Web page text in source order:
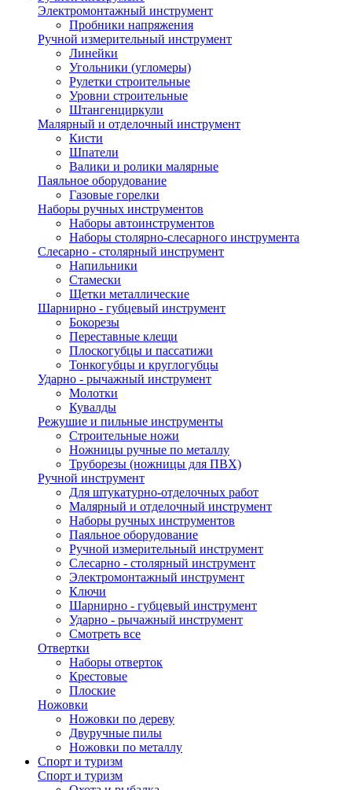
Электромонтажный инструмент
Пробники напряжения
Ручной измерительный инструмент
Линейки
Угольники (угломеры)
Рулетки строительные
Уровни строительные
Штангенциркули
Малярный и отделочный инструмент
Кисти
Шпатели
Валики и ролики малярные
Паяльное оборудование
Газовые горелки
Наборы ручных инструментов
Наборы автоинструментов
Наборы столярно-слесарного инструмента
Слесарно - столярный инструмент
Напильники
Стамески
Щетки металлические
Шарнирно - губцевый инструмент
Бокорезы
Переставные клещи
Плоскогубцы и пассатижи
Тонкогубцы и круглогубцы
Ударно - рычажный инструмент
Молотки
Кувалды
Режушие и пильные инструменты
Строительные ножи
Ножницы ручные по металлу
Труборезы (ножницы для ПВХ)
Ручной инструмент
Для штукатурно-отделочных работ
Малярный и отделочный инструмент
Наборы ручных инструментов
Паяльное оборудование
Ручной измерительный инструмент
Слесарно - столярный инструмент
Электромонтажный инструмент
Ключи
Шарнирно - губцевый инструмент
Ударно - рычажный инструмент
Смотреть все
Отвертки
Наборы отверток
Крестовые
Плоские
Ножовки
Ножовки по дереву
Двуручные пилы
Ножовки по металлу
Спорт и туризм
Спорт и туризм